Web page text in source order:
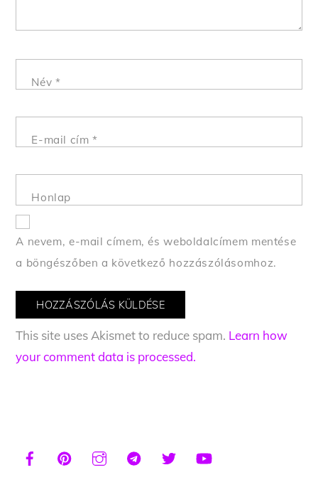
Név *
E-mail cím*
Honlap
A nevem, e-mail címem, és weboldalcímem mentése
a böngészőben a következő hozzászólásomhoz.
This site uses Akismet to reduce spam. Learn how
your comment data is processed.